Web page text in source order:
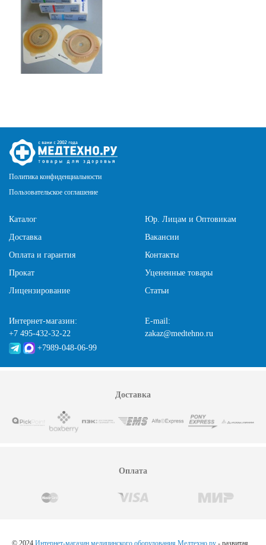
Политика конфиденциальности
Пользовательское соглашение
Каталог
Доставка
Оплата и гарантия
Прокат
Лицензирование
Юр. Лицам и Оптовикам
Вакансии
Контакты
Уцененные товары
Статьи
Интернет-магазин:
+7 495-432-32-22
+7989-048-06-99
E-mail:
zakaz@medtehno.ru
Доставка
Оплата